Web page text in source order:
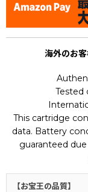
海外のお
Tested
This cartridge
data. Battery
guaranteed
【お宝王の品質】